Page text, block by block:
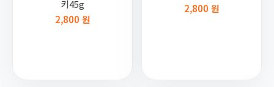
키45g
2,800 원
2,800 원